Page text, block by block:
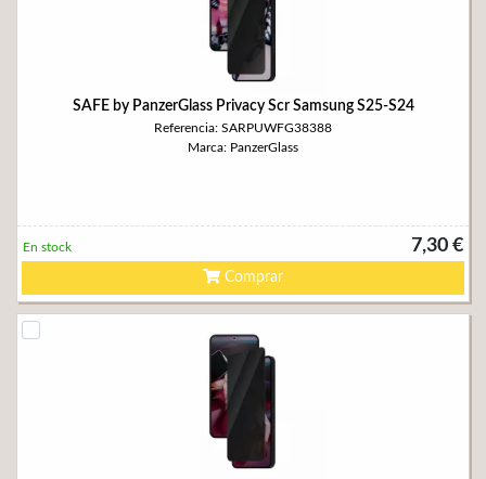
SAFE by PanzerGlass Privacy Scr Samsung S25-S24
Referencia: SARPUWFG38388
Marca: PanzerGlass
7,30 €
En stock
Comprar